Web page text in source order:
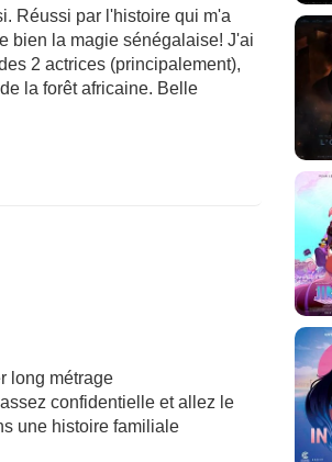
Réussi par l'histoire qui m'a
bien la magie sénégalaise! J'ai
2 actrices (principalement),
la forêt africaine. Belle
long métrage
confidentielle et allez le
une histoire familiale